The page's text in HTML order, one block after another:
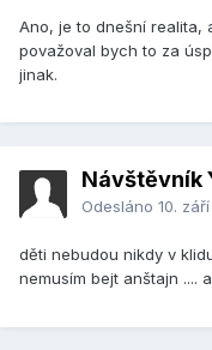
Ano, je to dnešní realita,
považoval bych to za
jinak.
Návštěvník
Odesláno 10.
děti nebudou nikdy v
nemusím bejt anštajn ....